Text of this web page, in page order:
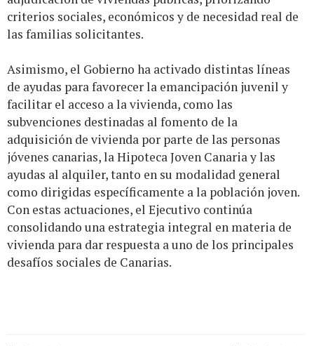
criterios sociales, económicos y de necesidad real de
las familias solicitantes.
Asimismo, el Gobierno ha activado distintas líneas
de ayudas para favorecer la emancipación juvenil y
facilitar el acceso a la vivienda, como las
subvenciones destinadas al fomento de la
adquisición de vivienda por parte de las personas
jóvenes canarias, la Hipoteca Joven Canaria y las
ayudas al alquiler, tanto en su modalidad general
como dirigidas específicamente a la población joven.
Con estas actuaciones, el Ejecutivo continúa
consolidando una estrategia integral en materia de
vivienda para dar respuesta a uno de los principales
desafíos sociales de Canarias.